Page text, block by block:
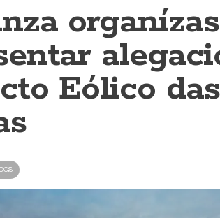
Eólico das